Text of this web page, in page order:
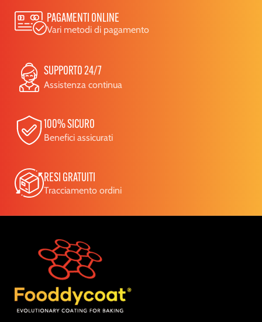
PAGAMENTI ONLINE
Vari metodi di pagamento
SUPPORTO 24/7
Assistenza continua
100% SICURO
Benefici assicurati
RESI GRATUITI
Tracciamento ordini